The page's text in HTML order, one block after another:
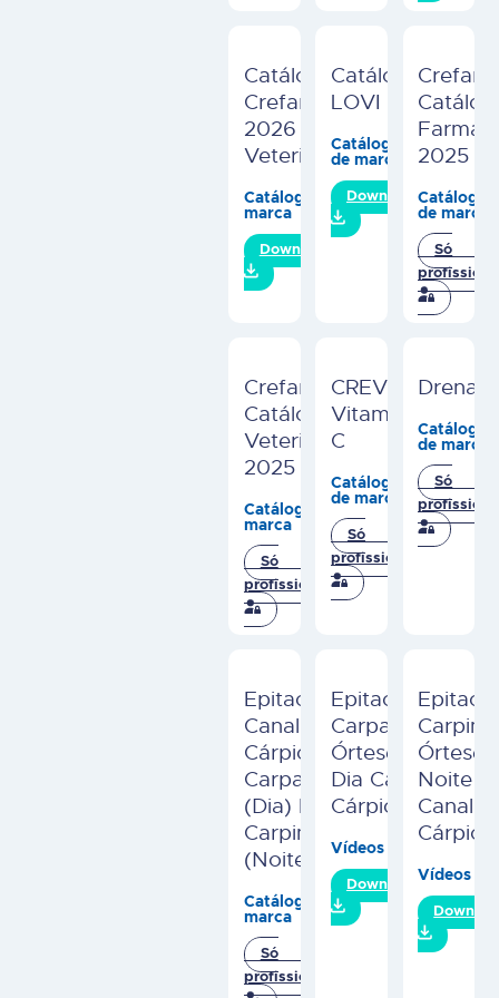
Catálogo
Crefar
2026 –
Veterinária
Catálogos de
marca
Download
Catálogo
LOVI
Catálogos
de marca
Download
Crefar
2025
Catálogos
de marca
Só
Crefar
Catálogo
Veterinária
2025
Catálogos de
marca
Só
profissionais
CREVIT
Vitamina
C
Catálogos
de marca
Só
profissionais
Catálogos
de marca
Só
Epitact
Canal
Cárpico –
Carpactiv
(Dia) E
Carpimmo
(Noite)
Catálogos de
marca
Só
profissionais
Epitact
Carpactiv
Órtese
Dia Canal
Cárpico
Vídeos
Download
Epitact
Órtese
Noite
Canal
Cárpico
Vídeos